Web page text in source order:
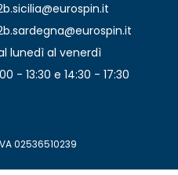
lunedì al venerdì
- 13:30 e 14:30 - 17:30
02536510239